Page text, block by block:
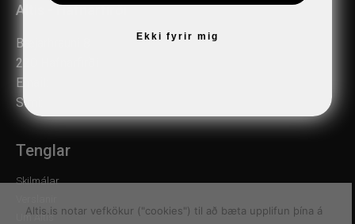
Altis - Hafnarfirði
Bæjarhrauni 8
220 Hafnarfirði
Email:
Sími:
Tenglar
Skilmálar
Um Altis
Altis.is notar vefkökur ("cookies") til að bæta upplifun þína á
Ekki fyrir mig